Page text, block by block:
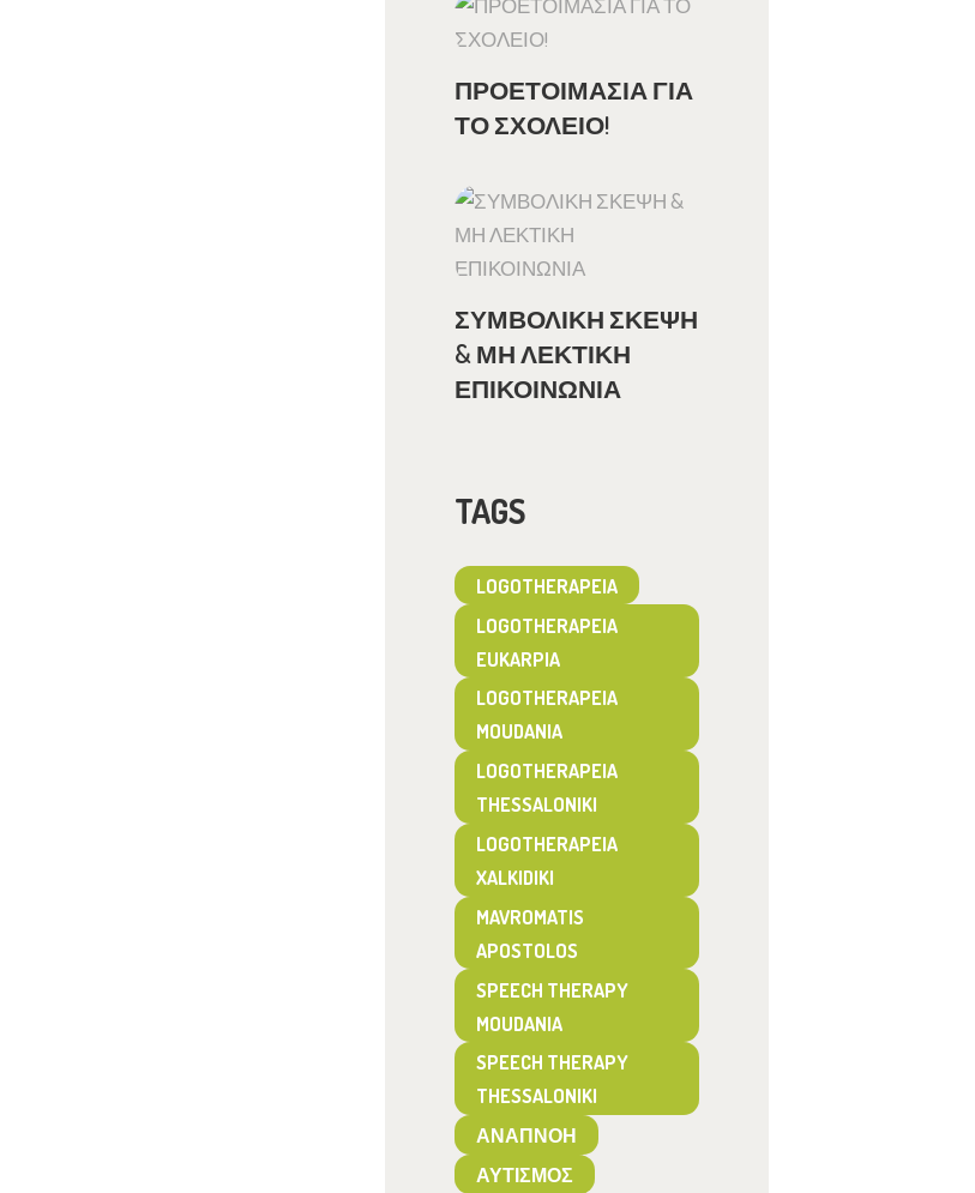
ΠΡΟΕΤΟΙΜΑΣΙΑ ΓΙΑ
ΤΟ ΣΧΟΛΕΙΟ!
ΣΥΜΒΟΛΙΚΗ ΣΚΕΨΗ
& ΜΗ ΛΕΚΤΙΚΗ
ΕΠΙΚΟΙΝΩΝΙΑ
TAGS
LOGOTHERAPEIA
LOGOTHERAPEIA
EUKARPIA
LOGOTHERAPEIA
MOUDANIA
LOGOTHERAPEIA
THESSALONIKI
LOGOTHERAPEIA
XALKIDIKI
MAVROMATIS
APOSTOLOS
SPEECH THERAPY
MOUDANIA
SPEECH THERAPY
THESSALONIKI
ΑΝΑΠΝΟΉ
ΑΥΤΙΣΜΌΣ